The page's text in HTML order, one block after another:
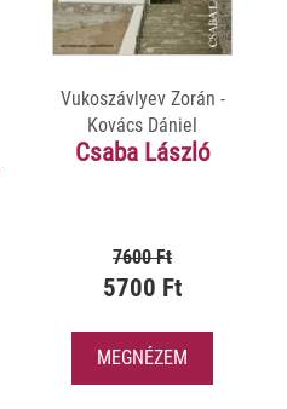
Vukoszávlyev Zorán -
Kovács Dániel
Csaba László
7600 Ft
5700 Ft
MEGNÉZEM